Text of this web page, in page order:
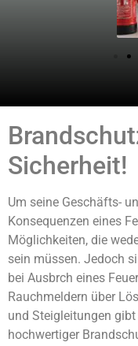
Sicherheit!
Um seine Geschäfts-
Konsequenzen eines
Möglichkeiten, die
sein müssen. Jedoch
bei Ausbrch eines
Rauchmeldern über
und Steigleitungen
hochwertiger